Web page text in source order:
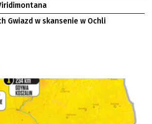
Gwiazd w skansenie w Ochli